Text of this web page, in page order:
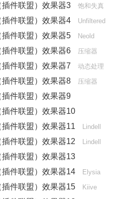
件联盟）效果器3 饱和失真
件联盟）效果器4
Unfiltered
件联盟）效果器5 Neold
件联盟）效果器6 压缩器
件联盟）效果器7 动态处理
件联盟）效果器8 压缩器
件联盟）效果器9
件联盟）效果器10
件联盟）效果器11 Lindell
件联盟）效果器12 Lindell
件联盟）效果器13
件联盟）效果器14 Elysia
件联盟）效果器15
Kiive